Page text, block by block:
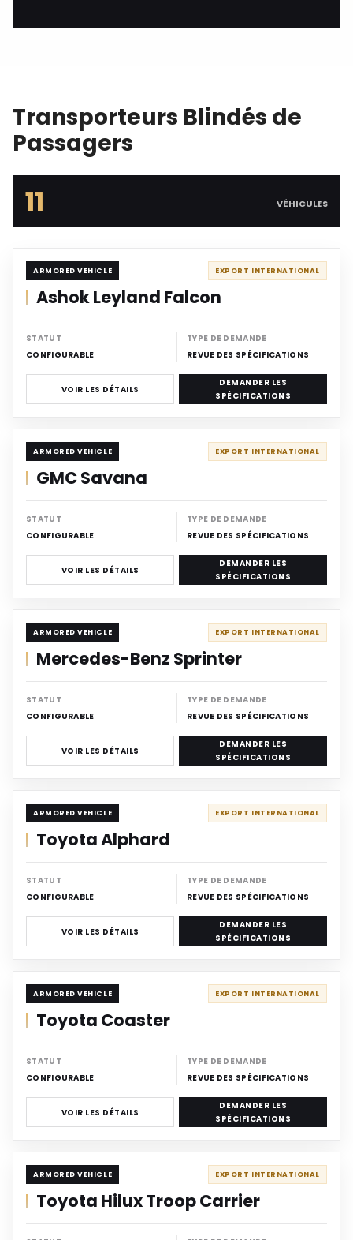
Transporteurs Blindés de
Passagers
11 VÉHICULES
ARMORED
ARMORED VEHICLE EXPORT INTERNATIONAL
Ashok Leyland Falcon
STATUT
CONFIGURABLE
TYPE DE DEMANDE
REVUE DES SPÉCIFICATIONS
VOIR LES DÉTAILS
DEMANDER LES
SPÉCIFICATIONS
ARMORED
ARMORED VEHICLE EXPORT INTERNATIONAL
GMC Savana
STATUT
CONFIGURABLE
TYPE DE DEMANDE
REVUE DES SPÉCIFICATIONS
VOIR LES DÉTAILS
DEMANDER LES
SPÉCIFICATIONS
ARMORED
ARMORED VEHICLE EXPORT INTERNATIONAL
Mercedes-Benz Sprinter
STATUT
CONFIGURABLE
TYPE DE DEMANDE
REVUE DES SPÉCIFICATIONS
VOIR LES DÉTAILS
DEMANDER LES
SPÉCIFICATIONS
ARMORED
ARMORED VEHICLE EXPORT INTERNATIONAL
Toyota Alphard
STATUT
CONFIGURABLE
TYPE DE DEMANDE
REVUE DES SPÉCIFICATIONS
VOIR LES DÉTAILS
DEMANDER LES
SPÉCIFICATIONS
ARMORED
ARMORED VEHICLE EXPORT INTERNATIONAL
Toyota Coaster
STATUT
CONFIGURABLE
TYPE DE DEMANDE
REVUE DES SPÉCIFICATIONS
VOIR LES DÉTAILS
DEMANDER LES
SPÉCIFICATIONS
ARMORED
ARMORED VEHICLE EXPORT INTERNATIONAL
Toyota Hilux Troop Carrier